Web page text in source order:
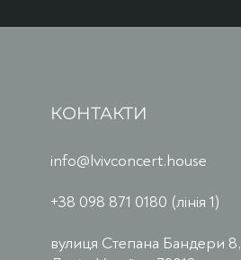
КОНТАКТИ
info@lvivconcert.house
+38 098 871 0180 (лінія 1)
вулиця Степана Бандери 8,